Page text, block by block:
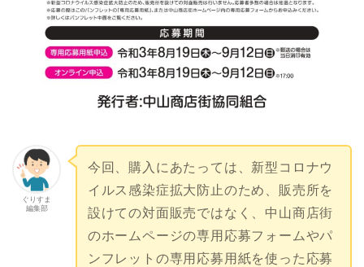
ぐりすま
編集部
今回、購入にあたっては、新型コロナウ
イルス感染症拡大防止のため、販売所を
設けての対面販売ではなく、中山商店街
のホームページの専用応募フォームやパ
ンフレットの専用応募用紙を使った応募